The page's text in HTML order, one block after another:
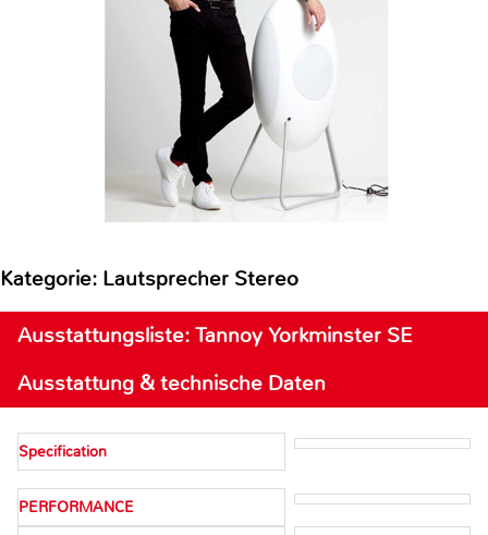
Kategorie: Lautsprecher Stereo
Ausstattungsliste: Tannoy Yorkminster SE
Ausstattung & technische Daten
Specification
PERFORMANCE